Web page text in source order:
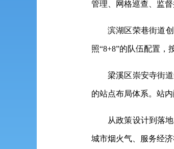
管理、网格巡查、监督
滨湖区荣巷街道
照“8+8”的队伍配置，
梁溪区崇安寺街
的站点布局体系。站
从政策设计到落
城市烟火气、服务经